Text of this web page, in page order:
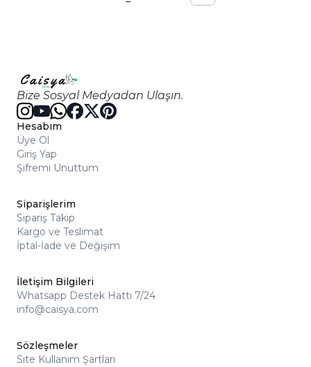
Bize Sosyal Medyadan Ulaşın.
Hesabım
Üye Ol
Giriş Yap
Şifremi Unuttum
Siparişlerim
Sipariş Takip
Kargo ve Teslimat
İptal-İade ve Değişim
İletişim Bilgileri
Whatsapp Destek Hattı 7/24
info@caisya.com
Sözleşmeler
Site Kullanım Şartları